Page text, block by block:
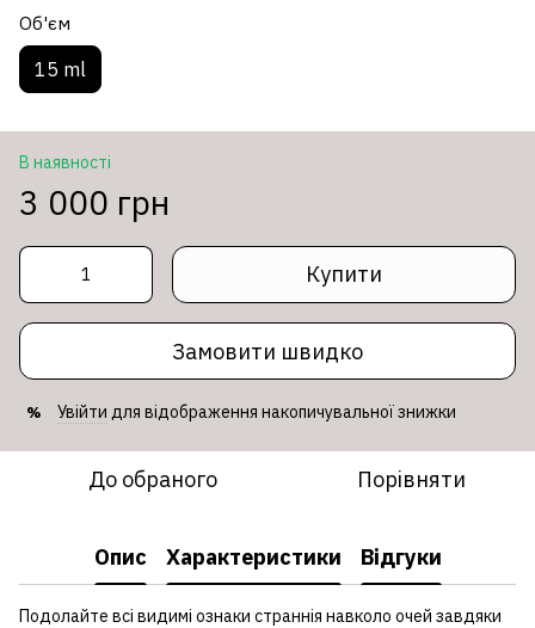
Об'єм
15 ml
В наявності
3 000 грн
Купити
Замовити швидко
% Увійти для відображення накопичувальної знижки
До обраного Порівняти
Опис Характеристики Відгуки
Подолайте всі видимі ознаки страннія навколо очей завдяки